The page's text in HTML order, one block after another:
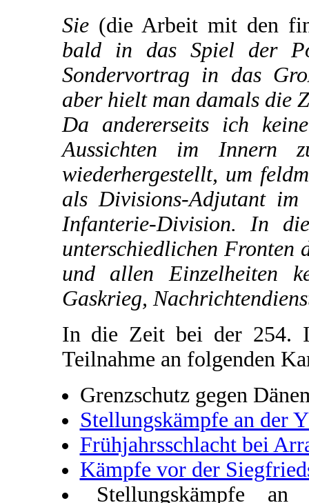
Sie (die Arbeit mit den
bald in das Spiel der
Sondervortrag in das
aber hielt man damals die
Da andererseits ich
Aussichten im Innern
wiederhergestellt, um
als Divisions-Adjutant im
Infanterie-Division. In
unterschiedlichen Fronten
und allen Einzelheiten
Gaskrieg,
In die Zeit bei der 254.
Teilnahme an folgenden
Grenzschutz gegen
Stellungskämpfe an der
Frühjahrsschlacht bei
Kämpfe vor der
Stellungskämpfe